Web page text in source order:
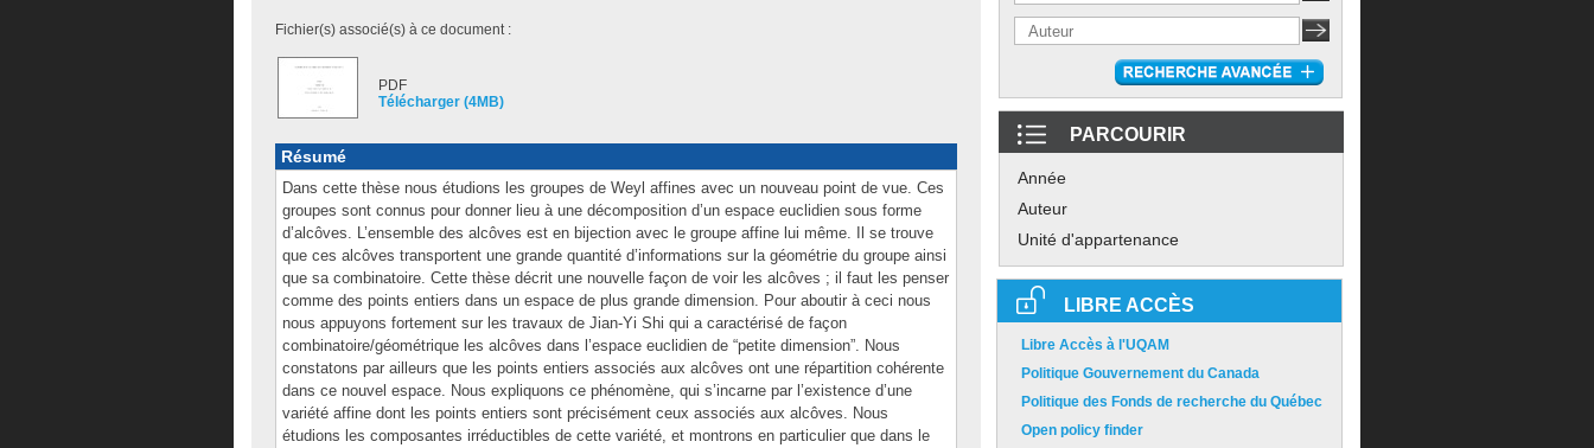
Fichier(s) associé(s) à ce document :
PDF
Télécharger (4MB)
Résumé
Dans cette thèse nous étudions les groupes de Weyl affines avec un nouveau point de vue. Ces
groupes sont connus pour donner lieu à une décomposition d’un espace euclidien sous forme
d’alcôves. L’ensemble des alcôves est en bijection avec le groupe affine lui même. Il se trouve
que ces alcôves transportent une grande quantité d’informations sur la géométrie du groupe ainsi
que sa combinatoire. Cette thèse décrit une nouvelle façon de voir les alcôves ; il faut les penser
comme des points entiers dans un espace de plus grande dimension. Pour aboutir à ceci nous
nous appuyons fortement sur les travaux de Jian-Yi Shi qui a caractérisé de façon
combinatoire/géométrique les alcôves dans l’espace euclidien de “petite dimension”. Nous
constatons par ailleurs que les points entiers associés aux alcôves ont une répartition cohérente
dans ce nouvel espace. Nous expliquons ce phénomène, qui s’incarne par l’existence d’une
variété affine dont les points entiers sont précisément ceux associés aux alcôves. Nous
étudions les composantes irréductibles de cette variété, et montrons en particulier que dans le
PARCOURIR
Année
Auteur
Unité d'appartenance
LIBRE ACCÈS
Libre Accès à l'UQAM
Politique Gouvernement du Canada
Politique des Fonds de recherche du Québec
Open policy finder